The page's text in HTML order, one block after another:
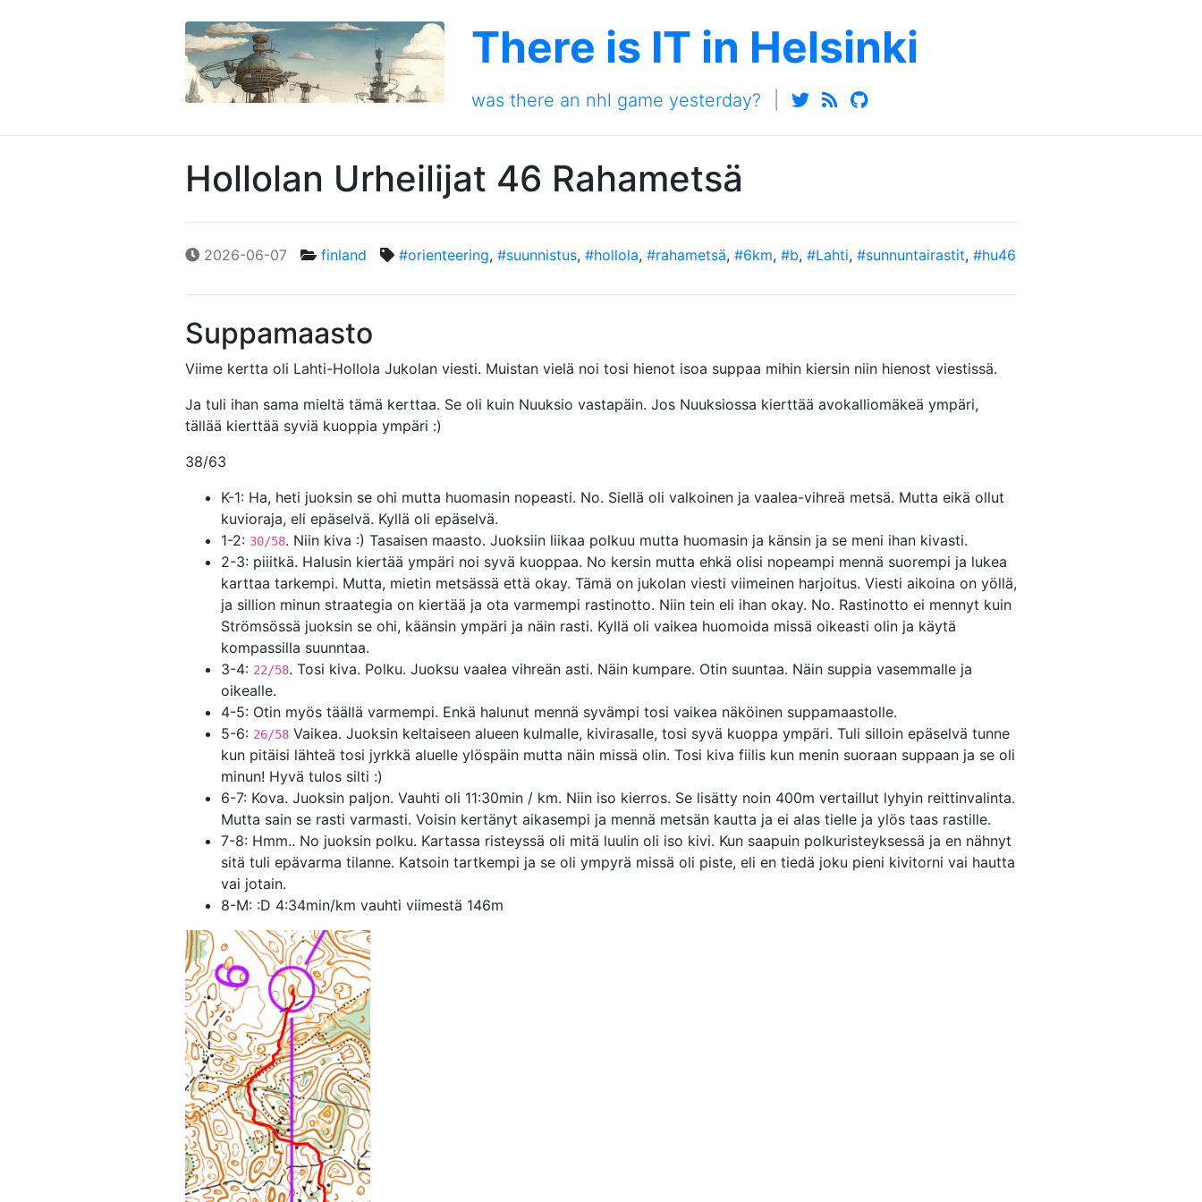
There is IT in Helsinki
was there an nhl game yesterday?
Hollolan Urheilijat 46 Rahametsä
2026-06-07 finland #orienteering, #suunnistus, #hollola, #rahametsä, #6km, #b, #Lahti, #sunnuntairastit, #hu46
Suppamaasto
Viime kertta oli Lahti-Hollola Jukolan viesti. Muistan vielä noi tosi hienot isoa suppaa mihin kiersin niin hienost viestissä.
Ja tuli ihan sama mieltä tämä kerttaa. Se oli kuin Nuuksio vastapäin. Jos Nuuksiossa kierttää avokalliomäkeä ympäri,
tällää kierttää syviä kuoppia ympäri :)
38/63
K-1: Ha, heti juoksin se ohi mutta huomasin nopeasti. No. Siellä oli valkoinen ja vaalea-vihreä metsä. Mutta eikä ollut
kuvioraja, eli epäselvä. Kyllä oli epäselvä.
1-2: 30/58. Niin kiva :) Tasaisen maasto. Juoksiin liikaa polkuu mutta huomasin ja känsin ja se meni ihan kivasti.
2-3: piiitkä. Halusin kiertää ympäri noi syvä kuoppaa. No kersin mutta ehkä olisi nopeampi mennä suorempi ja lukea
karttaa tarkempi. Mutta, mietin metsässä että okay. Tämä on jukolan viesti viimeinen harjoitus. Viesti aikoina on yöllä,
ja sillion minun straategia on kiertää ja ota varmempi rastinotto. Niin tein eli ihan okay. No. Rastinotto ei mennyt kuin
Strömsössä juoksin se ohi, käänsin ympäri ja näin rasti. Kyllä oli vaikea huomoida missä oikeasti olin ja käytä
kompassilla suunntaa.
3-4: 22/58. Tosi kiva. Polku. Juoksu vaalea vihreän asti. Näin kumpare. Otin suuntaa. Näin suppia vasemmalle ja
oikealle.
4-5: Otin myös täällä varmempi. Enkä halunut mennä syvämpi tosi vaikea näköinen suppamaastolle.
5-6: 26/58 Vaikea. Juoksin keltaiseen alueen kulmalle, kivirasalle, tosi syvä kuoppa ympäri. Tuli silloin epäselvä tunne
kun pitäisi lähteä tosi jyrkkä aluelle ylöspäin mutta näin missä olin. Tosi kiva fiilis kun menin suoraan suppaan ja se oli
minun! Hyvä tulos silti :)
6-7: Kova. Juoksin paljon. Vauhti oli 11:30min / km. Niin iso kierros. Se lisätty noin 400m vertaillut lyhyin reittinvalinta.
Mutta sain se rasti varmasti. Voisin kertänyt aikasempi ja mennä metsän kautta ja ei alas tielle ja ylös taas rastille.
7-8: Hmm.. No juoksin polku. Kartassa risteyssä oli mitä luulin oli iso kivi. Kun saapuin polkuristeyksessä ja en nähnyt
sitä tuli epävarma tilanne. Katsoin tartkempi ja se oli ympyrä missä oli piste, eli en tiedä joku pieni kivitorni vai hautta
vai jotain.
8-M: :D 4:34min/km vauhti viimestä 146m